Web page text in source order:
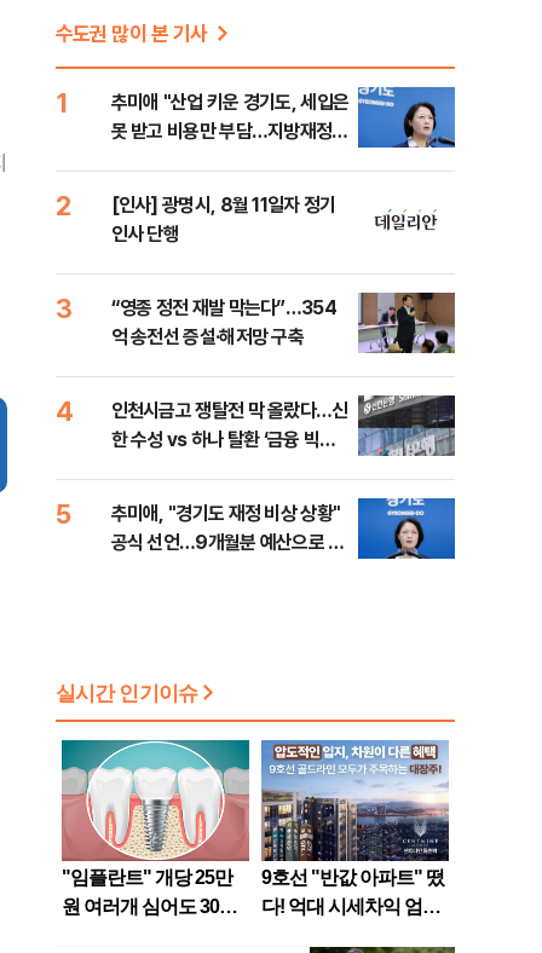
수도권 많이 본 기사
1
추미애 "산업 키운 경기도, 세입은
못 받고 비용만 부담…지방재정
2
[인사] 광명시, 8월 11일자 정기
인사 단행
3
“영종 정전 재발 막는다”…354
억 송전선 증설·해저망 구축
4
인천시금고 쟁탈전 막 올랐다…신
한 수성 vs 하나 탈환 ‘금융 빅매
5
추미애, "경기도 재정 비상 상황"
공식 선언…9개월분 예산으로 민